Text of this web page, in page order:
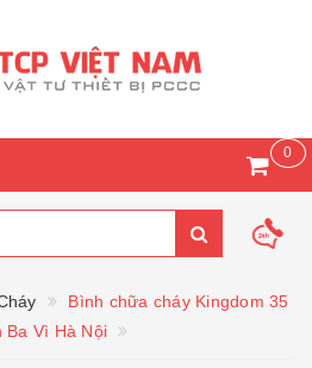
0
Bình chữa cháy Kingdom 35
Ba Vì Hà Nội